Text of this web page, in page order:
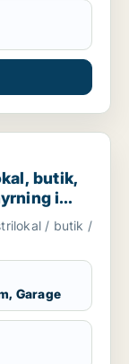
eller
butik,
i
/ butik /
Garage